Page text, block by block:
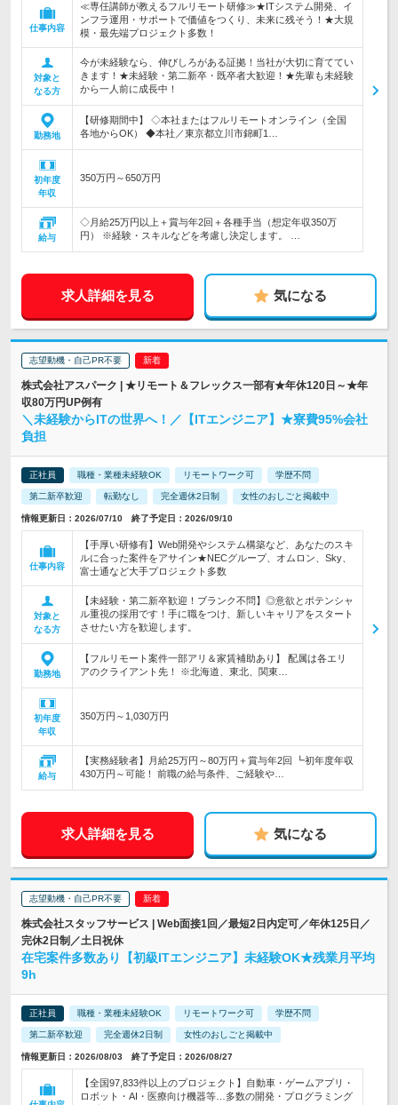
仕事内容
≪専任講師が教えるフルリモート研修≫★ITシステム開発、イ
ンフラ運用・サポートで価値をつくり、未来に残そう！★大規
模・最先端プロジェクト多数！
対象と
なる方
今が未経験なら、伸びしろがある証拠！当社が大切に育ててい
きます！★未経験・第二新卒・既卒者大歓迎！★先輩も未経験
から一人前に成長中！
勤務地
【研修期間中】 ◇本社またはフルリモートオンライン（全国
各地からOK） ◆本社／東京都立川市錦町1…
初年度
年収
350万円～650万円
給与
◇月給25万円以上＋賞与年2回＋各種手当（想定年収350万
円） ※経験・スキルなどを考慮し決定します。 …
求人詳細を見る 気になる
志望動機・自己PR不要
株式会社アスパーク | ★リモート＆フレックス一部有★年休120日～★年
収80万円UP例有
＼未経験からITの世界へ！／【ITエンジニア】★寮費95%会社
負担
正社員 職種・業種未経験OK リモートワーク可 学歴不問
第二新卒歓迎 転勤なし 完全週休2日制 女性のおしごと掲載中
情報更新日：2026/07/10 終了予定日：2026/09/10
仕事内容
【手厚い研修有】Web開発やシステム構築など、あなたのスキ
ルに合った案件をアサイン★NECグループ、オムロン、Sky、
富士通など大手プロジェクト多数
対象と
なる方
【未経験・第二新卒歓迎！ブランク不問】◎意欲とポテンシャ
ル重視の採用です！手に職をつけ、新しいキャリアをスタート
させたい方を歓迎します。
勤務地
【フルリモート案件一部アリ＆家賃補助あり】 配属は各エリ
アのクライアント先！ ※北海道、東北、関東…
初年度
年収
350万円～1,030万円
給与
【実務経験者】月給25万円～80万円＋賞与年2回 ┗初年度年収
430万円～可能！ 前職の給与条件、ご経験や…
求人詳細を見る 気になる
志望動機・自己PR不要
株式会社スタッフサービス | Web面接1回／最短2日内定可／年休125日／
完休2日制／土日祝休
在宅案件多数あり【初級ITエンジニア】未経験OK★残業月平均
9h
正社員 職種・業種未経験OK リモートワーク可 学歴不問
第二新卒歓迎 完全週休2日制 女性のおしごと掲載中
情報更新日：2026/08/03 終了予定日：2026/08/27
【全国97,833件以上のプロジェクト】自動車・ゲームアプリ・
ロボット・AI・医療向け機器等…多数の開発・プログラミング